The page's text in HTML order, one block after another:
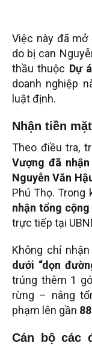
Việc này đã
do bị can
thầu thuộc Dự
doanh nghiệp
luật định.
Nhận tiền
Theo điều tra,
Vượng đã
Nguyễn Văn
Phú Thọ. Trong
nhận tổng
trực tiếp tại
Không chỉ
dưới “dọn
trúng thêm 1
rừng – nâng
phạm lên gần
Cán bộ các